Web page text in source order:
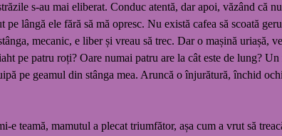
s-au mai eliberat. Conduc atentă, dar apoi, văzând că
lângă ele fără să mă opresc. Nu există cafea să scoată
mecanic, e liber și vreau să trec. Dar o mașină uriașă,
pe patru roți? Oare numai patru are la cât este de lung?
pe geamul din stânga mea. Aruncă o înjurătură, închid
e teamă, mamutul a plecat triumfător, așa cum a vrut să